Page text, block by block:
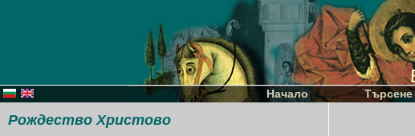
Начало Търсене
Рождество Христово